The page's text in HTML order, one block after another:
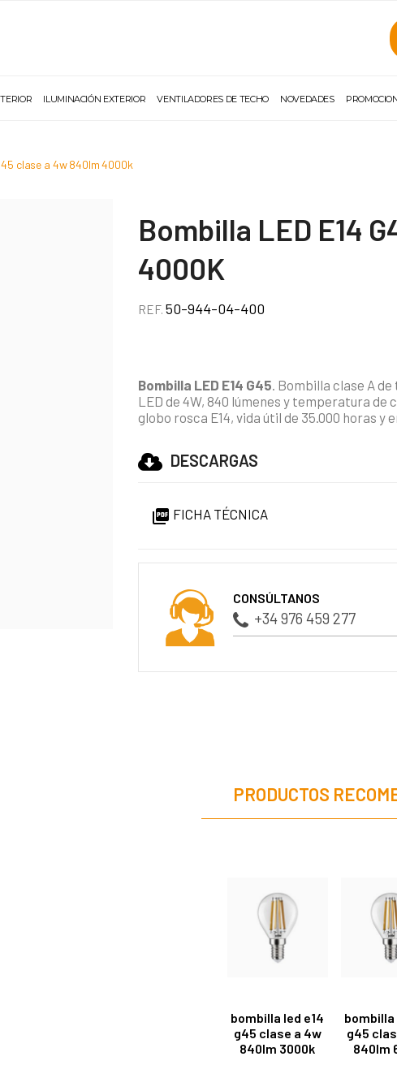
ILUMINACIÓN EXTERIOR VENTILADORES DE TECHO NOVEDADES
clase a 4w 840lm 4000k
Bombilla LED E14
4000K
REF.50-944-04-400
Bombilla LED E14 G45 . Bombilla clase A
LED de 4W, 840 lúmenes y temperatura
globo rosca E14, vida útil de 35.000 horas y
DESCARGAS
 FICHA TÉCNICA
CONSÚLTANOS
+34 976 459 277
PRODUCTOS
bombilla led e14
g45 clase a 4w
840lm 3000k
bombilla
g45
840lm